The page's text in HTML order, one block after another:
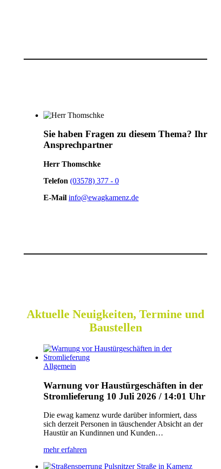
Sie haben Fragen zu diesem Thema? Ihr
Ansprechpartner
Herr Thomschke
Telefon (03578) 377 - 0
E-Mail info@ewagkamenz.de
Aktuelle Neuigkeiten, Termine und
Baustellen
Allgemein
Warnung vor Haustürgeschäften in der
Stromlieferung 10 Juli 2026 / 14:01 Uhr
Die ewag kamenz wurde darüber informiert, dass
sich derzeit Personen in täuschender Absicht an der
Haustür an Kundinnen und Kunden…
mehr erfahren